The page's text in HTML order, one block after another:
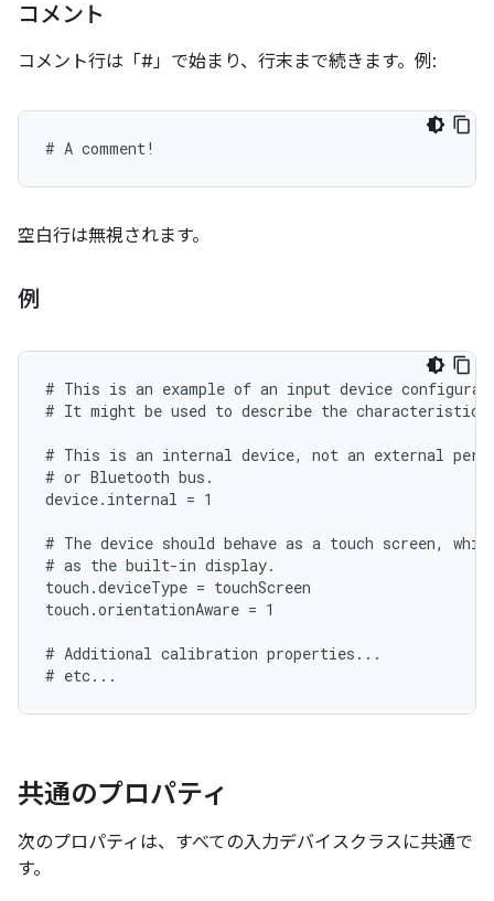
コメント
コメント行は「#」で始まり、行末まで続きます。例:
空白行は無視されます。
例
# This is an example of an input device
# It might be used to describe the
# This is an internal device, not an external
# or Bluetooth bus.
device.internal = 1
# The device should behave as a touch screen,
# as the built-in display.
touch.deviceType = touchScreen
touch.orientationAware = 1
# Additional calibration properties...
共通のプロパティ
次のプロパティは、すべての入力デバイスクラスに共通で
す。